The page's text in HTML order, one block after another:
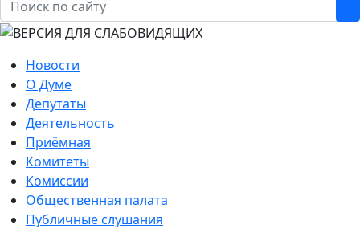
Новости
О Думе
Депутаты
Деятельность
Приёмная
Комитеты
Комиссии
Общественная палата
Публичные слушания